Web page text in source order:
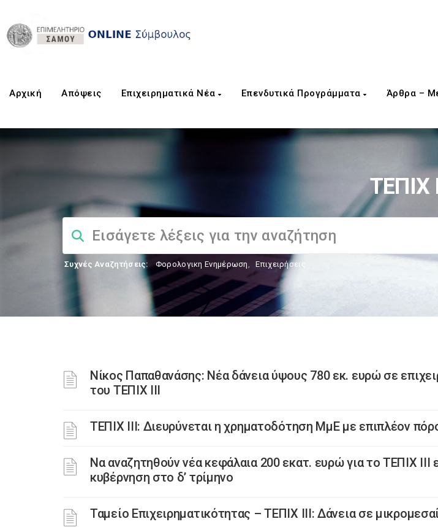
Αρχική Aπόψεις Επιχειρηματικά Νέα Επενδυτικά Προγράμματα Άρθρα –
ΤΕΠΙΧ
Συχνές Αναζητήσεις: Φορολογικη Ενημέρωση, Επιχειρήσεις
Νίκος Παπαθανάσης: Νέα δάνεια ύψους 780 εκ. ευρώ σε
του ΤΕΠΙΧ ΙΙΙ
ΤΕΠΙΧ ΙΙΙ: Διευρύνεται η χρηματοδότηση ΜμΕ με επιπλέον
Να αναζητηθούν νέα κεφάλαια 200 εκατ. ευρώ για το ΤΕΠΙΧ ΙΙΙ
κυβέρνηση στο δ’ τρίμηνο
Ταμείο Επιχειρηματικότητας – ΤΕΠΙΧ ΙΙΙ: Δάνεια σε